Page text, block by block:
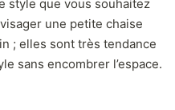
style que vous souhaitez
une petite chaise
; elles sont très tendance
sans encombrer l’espace.